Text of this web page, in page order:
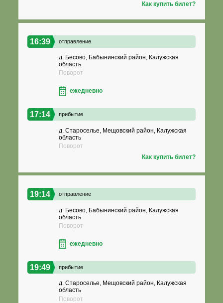
Как купить билет?
16:39 отправление
д. Бесово, Бабынинский район, Калужская
область
Поворот
ежедневно
17:14 прибытие
д. Староселье, Мещовский район, Калужская
область
Поворот
Как купить билет?
19:14 отправление
д. Бесово, Бабынинский район, Калужская
область
Поворот
ежедневно
19:49 прибытие
д. Староселье, Мещовский район, Калужская
область
Поворот